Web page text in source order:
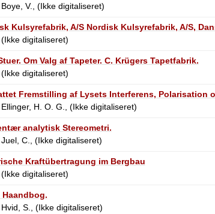
V., (Ikke digitaliseret)
Kulsyrefabrik, A/S Nordisk Kulsyrefabrik, A/S,
digitaliseret)
Om Valg af Tapeter. C. Krügers Tapetfabrik.
digitaliseret)
Fremstilling af Lysets Interferens, Polarisation
H. O. G., (Ikke digitaliseret)
analytisk Stereometri.
C., (Ikke digitaliseret)
Kraftübertragung im Bergbau
digitaliseret)
Haandbog.
S., (Ikke digitaliseret)